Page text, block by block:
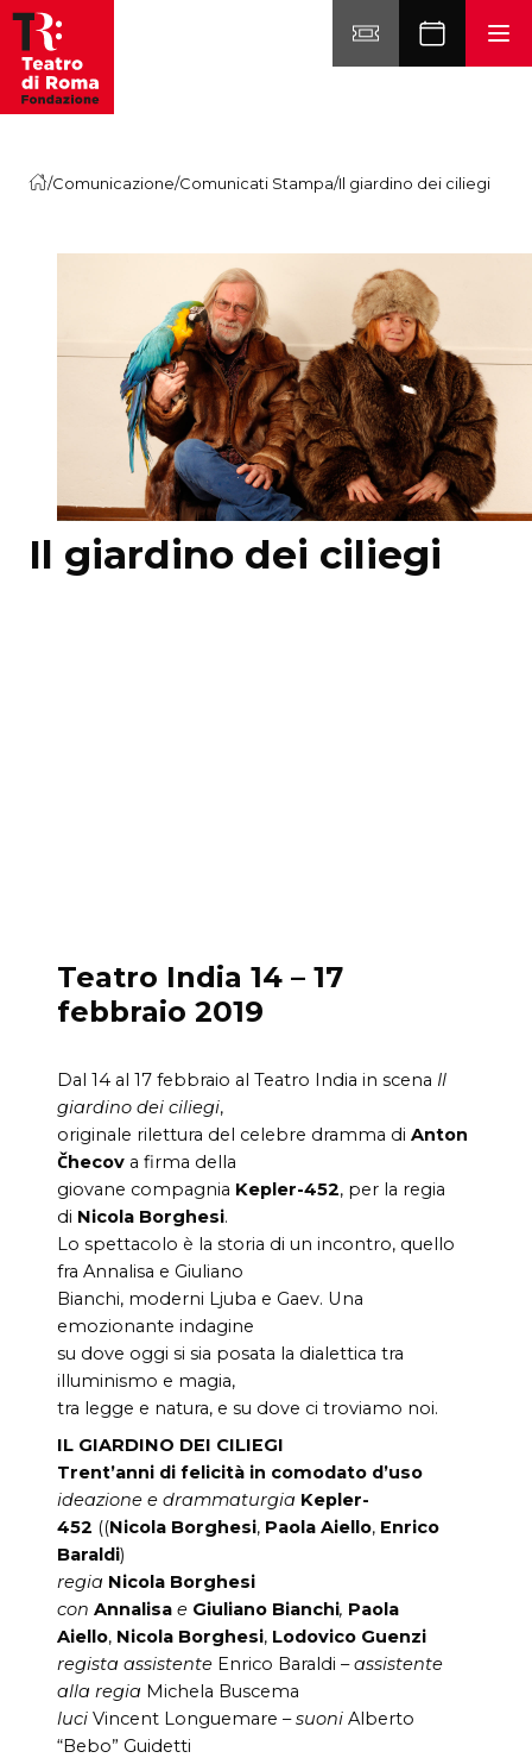
Vai al contenuto
/Comunicazione/Comunicati Stampa/Il giardino dei ciliegi
Il giardino dei ciliegi
Teatro India 14 – 17
febbraio 2019
Dal 14 al 17 febbraio al Teatro India in scena Il
giardino dei ciliegi,
originale rilettura del celebre dramma di Anton
Čhecov a firma della
giovane compagnia Kepler-452, per la regia
di Nicola Borghesi.
Lo spettacolo è la storia di un incontro, quello
fra Annalisa e Giuliano
Bianchi, moderni Ljuba e Gaev. Una
emozionante indagine
su dove oggi si sia posata la dialettica tra
illuminismo e magia,
tra legge e natura, e su dove ci troviamo noi.
IL GIARDINO DEI CILIEGI
Trent’anni di felicità in comodato d’uso
ideazione e drammaturgia Kepler-
452 ((Nicola Borghesi, Paola Aiello, Enrico
Baraldi)
regia Nicola Borghesi
con Annalisa e Giuliano Bianchi, Paola
Aiello, Nicola Borghesi, Lodovico Guenzi
regista assistente Enrico Baraldi –assistente
alla regia Michela Buscema
luci Vincent Longuemare –suoni Alberto
“Bebo” Guidetti